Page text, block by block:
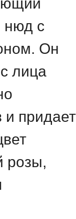
нюд с
Он
лица
и придает
розы,